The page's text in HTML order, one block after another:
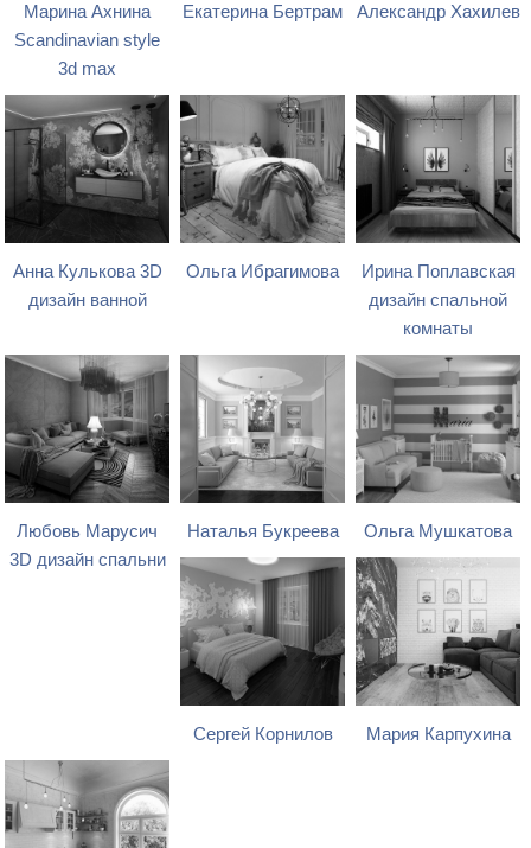
Марина Ахнина
Scandinavian style
3d max
Екатерина Бертрам Александр Хахилев
Анна Кулькова 3D
дизайн ванной
Ольга Ибрагимова
Ирина Поплавская
дизайн спальной
комнаты
Любовь Марусич
3D дизайн спальни
Наталья Букреева Ольга Мушкатова
Сергей Корнилов Мария Карпухина